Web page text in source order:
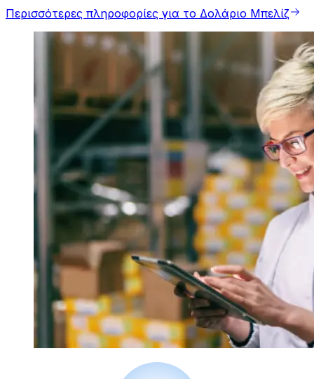
Περισσότερες πληροφορίες για το Δολάριο Μπελίζ